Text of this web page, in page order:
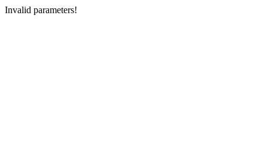
Invalid parameters!